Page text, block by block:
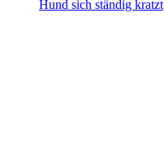
Hund sich ständig kratzt